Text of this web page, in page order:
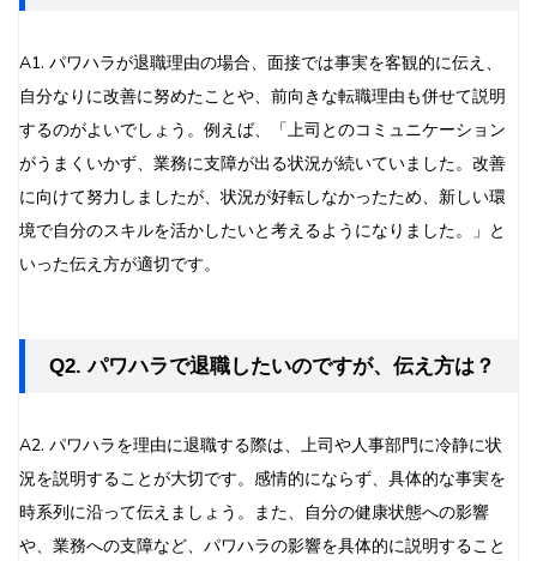
A1. パワハラが退職理由の場合、面接では事実を客観的に伝え、
自分なりに改善に努めたことや、前向きな転職理由も併せて説明
するのがよいでしょう。例えば、「上司とのコミュニケーション
がうまくいかず、業務に支障が出る状況が続いていました。改善
に向けて努力しましたが、状況が好転しなかったため、新しい環
境で自分のスキルを活かしたいと考えるようになりました。」と
いった伝え方が適切です。
Q2. パワハラで退職したいのですが、伝え方は？
A2. パワハラを理由に退職する際は、上司や人事部門に冷静に状
況を説明することが大切です。感情的にならず、具体的な事実を
時系列に沿って伝えましょう。また、自分の健康状態への影響
や、業務への支障など、パワハラの影響を具体的に説明すること